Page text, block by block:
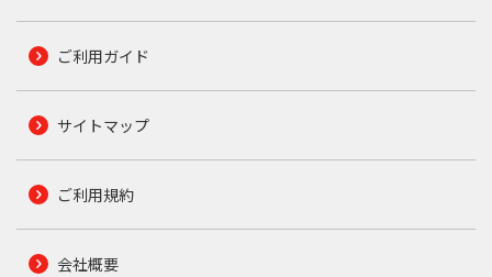
ご利用ガイド
サイトマップ
ご利用規約
会社概要